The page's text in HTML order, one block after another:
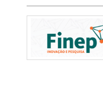
EDITAL
TÉCNICO-
Inscrições